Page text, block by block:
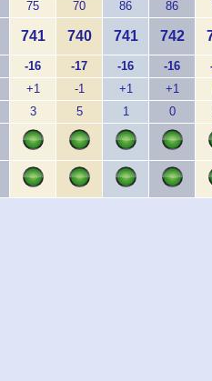
75
741
-16
+1
3
70
740
-17
-1
5
86
741
-16
+1
1
86
742
-16
+1
0